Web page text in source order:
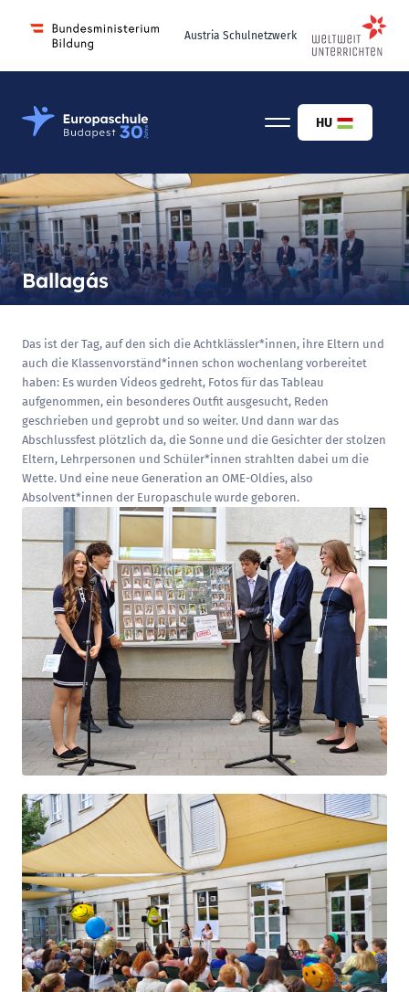
Austria Schulnetzwerk
Österreichisch-Ungarische Europaschule Budapest
HU
Ballagás
Das ist der Tag, auf den sich die Achtklässler*innen, ihre Eltern und
auch die Klassenvorständ*innen schon wochenlang vorbereitet
haben: Es wurden Videos gedreht, Fotos für das Tableau
aufgenommen, ein besonderes Outfit ausgesucht, Reden
geschrieben und geprobt und so weiter. Und dann war das
Abschlussfest plötzlich da, die Sonne und die Gesichter der stolzen
Eltern, Lehrpersonen und Schüler*innen strahlten dabei um die
Wette. Und eine neue Generation an OME-Oldies, also
Absolvent*innen der Europaschule wurde geboren.